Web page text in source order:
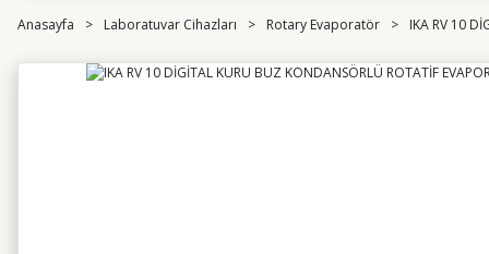
Anasayfa Laboratuvar Cihazları Rotary Evaporatör IKA RV 10